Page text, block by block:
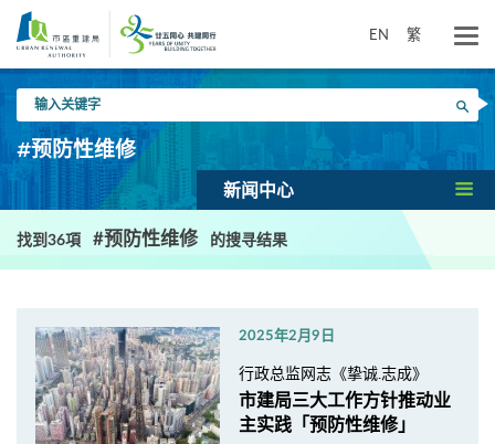
要
EN 繁
入
关
键
搜寻
#预防性维修
新闻中心
找到36項 #预防性维修 的搜寻结果
2025年2月9日
行政总监网志《挚诚.志成》
市建局三大工作方针推动业
主实践「预防性维修」